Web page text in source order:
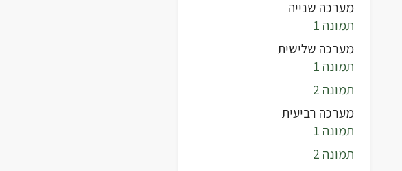
מערכה שנייה
תמונה 1
מערכה שלישית
תמונה 1
תמונה 2
מערכה רביעית
תמונה 1
תמונה 2